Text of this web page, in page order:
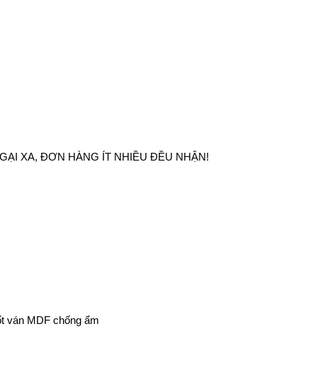
XA, ĐƠN HÀNG ÍT NHIỀU ĐỀU NHẬN!
ván MDF chống ẩm